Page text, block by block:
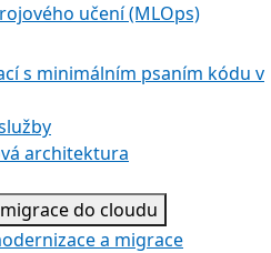
učení (MLOps)
s minimálním psaním kódu v
architektura
do cloudu
a migrace